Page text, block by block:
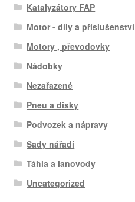
Katalyzátory FAP
Motor - díly a příslušenství
Motory , převodovky
Nádobky
Nezařazené
Pneu a disky
Podvozek a nápravy
Sady nářadí
Táhla a lanovody
Uncategorized